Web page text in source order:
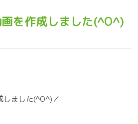
を作成しました(^O^)
しました(^O^)／